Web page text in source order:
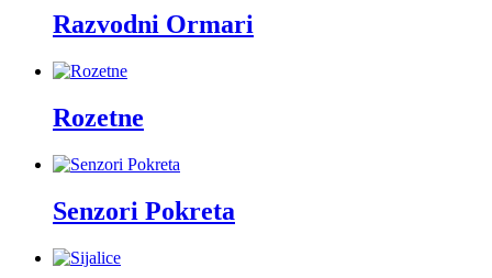
Razvodni Ormari
Rozetne
Senzori Pokreta